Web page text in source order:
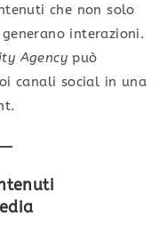
che non solo
interazioni.
Agency può
canali social in una